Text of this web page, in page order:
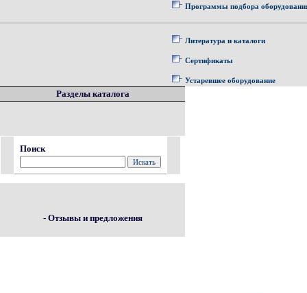
Программы подбора
Литература и каталоги
Сертификаты
Устаревшее оборудование
Разделы каталога
Поиск
- Отзывы и предложения